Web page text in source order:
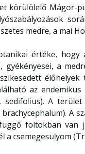
körülölelő Mágor-
medre, a mai
értéke, hogy
gyékényesei, a
az
sedifolius). A
A
foltokban van
a csemegesulyom